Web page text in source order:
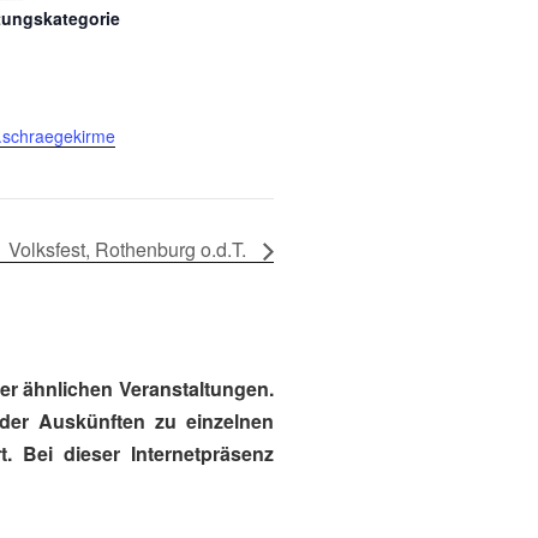
Volksfest, Rothenburg o.d.T.
ähnlichen Veranstaltungen.
Auskünften zu einzelnen
Bei dieser Internetpräsenz